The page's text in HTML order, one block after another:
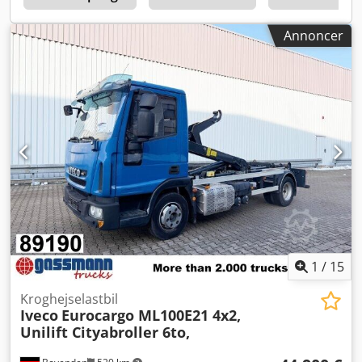
FIREHJULSTRÆK 4x4 * Akselafstand 3.700 mm *
Emissionsstandard Euro 4 / AdBlue * Camouflagefarve * 6-
trins gearkasse * Differentialespærre *
Gearkassenedsættelse * Anhængertræk: Nato,
koblingshoveder * El-spejle / opvarmede * 1 x soveplads *
3-personers kabine * Klimaanlæg * Egenvægt: 7.420 kg *
Nyttelast: 3.580 kg Besigtigelse muligt i vores åbningstid,
prøvekørsel efter aftale! Ved eksport vil et depositum blive
tilbageholdt, dette refunderes efter modtagelse af
eksportdokumentation. Firmalogoer og reklamer på
køretøjerne kan være digitalt redigeret på billederne.
Ekstraudstyr ydes der ingen garanti på. Alle oplysninger
gives uden garanti – forbehold for fejl, ændringer, tastefejl
og mellemsalg. Køretøjsbeskrivelser er udtrykkeligt ikke
garanterede egenskaber. Dcedpfx Ajx Axn Aoqtok Vi
henviser til vores forretningsbetingelser og beder om, at
du gør dig bekendt med dem.
Annoncer
1 / 15
Kroghejselastbil
Iveco Eurocargo ML100E21 4x2,
Unilift Cityabroller 6to,